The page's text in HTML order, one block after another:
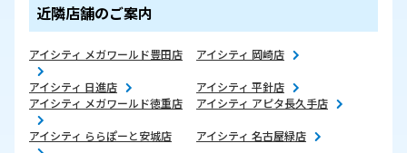
近隣店舗のご案内
アイシティ メガワールド豊田店 アイシティ 岡崎店
アイシティ 日進店
アイシティ 平針店
アイシティ メガワールド徳重店
アイシティ アピタ長久手店
アイシティ ららぽーと安城店 アイシティ 名古屋緑店